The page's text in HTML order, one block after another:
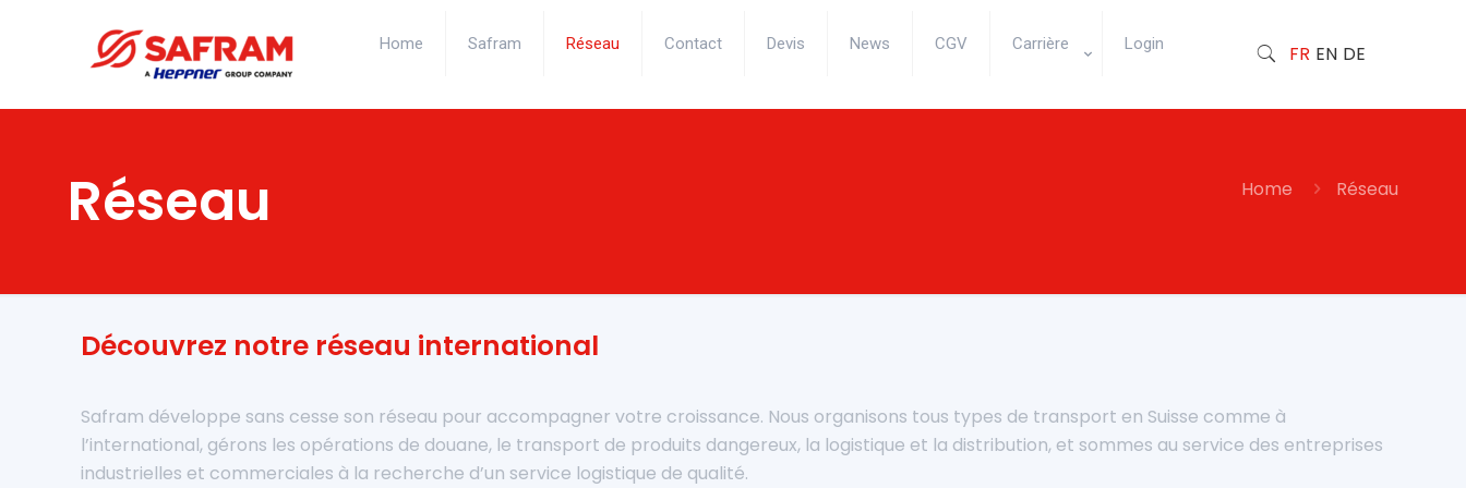
Home Safram Réseau Contact Devis News CGV Carrière Login FR EN DE
Réseau Home Réseau
Découvrez notre réseau international
Safram développe sans cesse son réseau pour accompagner votre croissance. Nous organisons tous types de transport en Suisse comme à
l’international, gérons les opérations de douane, le transport de produits dangereux, la logistique et la distribution, et sommes au service des entreprises
industrielles et commerciales à la recherche d’un service logistique de qualité.